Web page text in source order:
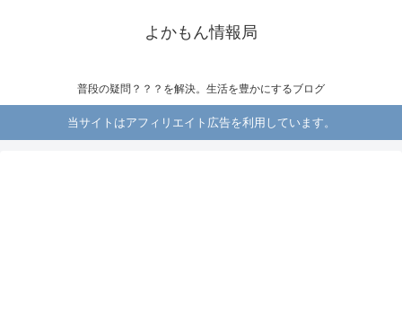
よかもん情報局
普段の疑問？？？を解決。生活を豊かにするブログ
当サイトはアフィリエイト広告を利用しています。